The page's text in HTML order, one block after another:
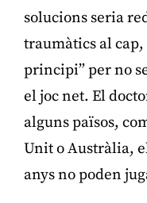
solucions seria
traumàtics al cap,
principi” per no
el joc net. El
alguns països,
Unit o Austràlia,
anys no poden